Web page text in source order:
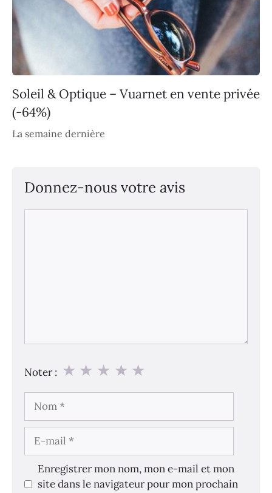
Soleil & Optique – Vuarnet en vente privée
(-64%)
La semaine dernière
Donnez-nous votre avis
Noter : ★
★
★
★
★
mail
Enregistrer mon nom, mon e-mail et mon
site dans le navigateur pour mon prochain